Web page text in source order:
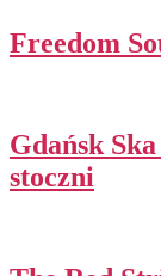
Freedom
Gdańsk
stoczni